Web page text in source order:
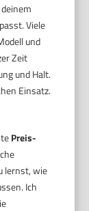
Viele
und
Zeit
und Halt.
Einsatz.
Preis-
lernst, wie
Ich